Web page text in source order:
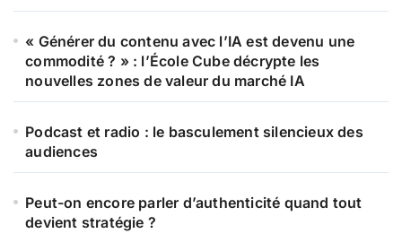
« Générer du contenu avec l’IA est devenu une
commodité ? » : l’École Cube décrypte les
nouvelles zones de valeur du marché IA
Podcast et radio : le basculement silencieux des
audiences
Peut-on encore parler d’authenticité quand tout
devient stratégie ?